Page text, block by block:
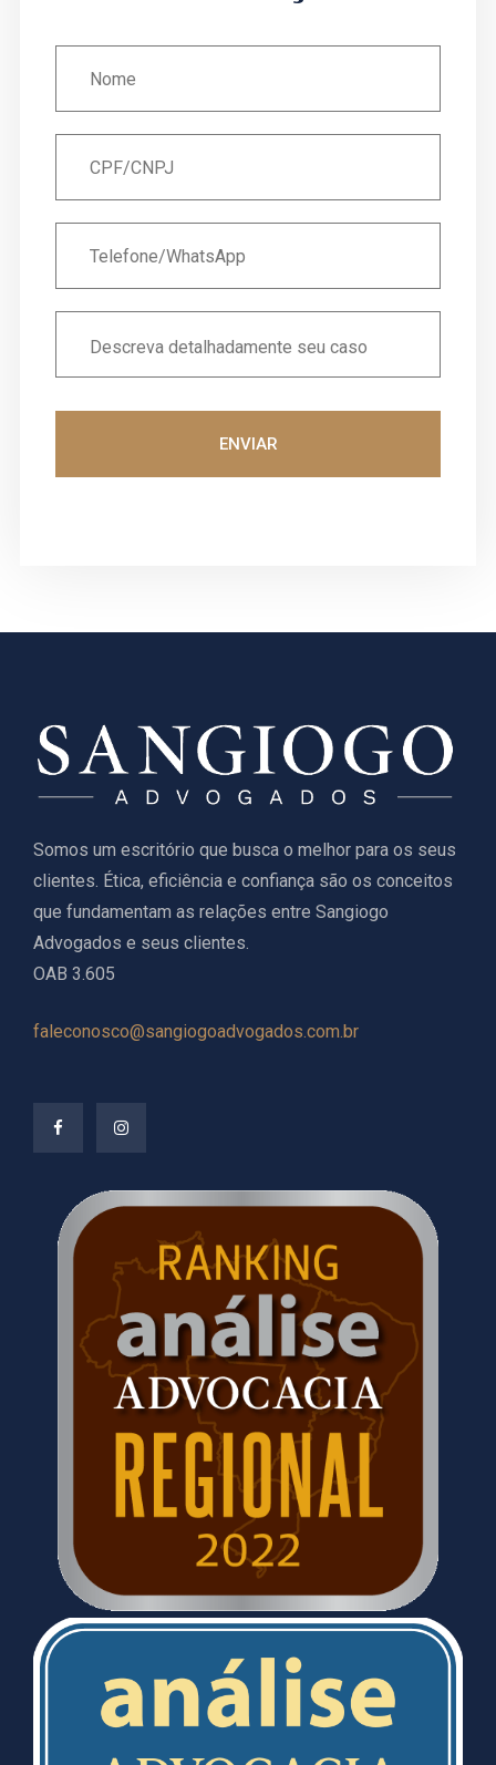
ENVIAR
Somos um escritório que busca o melhor para os seus
clientes. Ética, eficiência e confiança são os conceitos
que fundamentam as relações entre Sangiogo
Advogados e seus clientes.
OAB 3.605
faleconosco@sangiogoadvogados.com.br